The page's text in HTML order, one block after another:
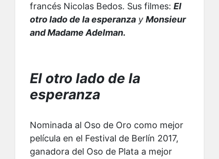
francés Nicolas Bedos. Sus filmes: El
otro lado de la esperanza y Monsieur
and Madame Adelman.
El otro lado de la
esperanza
Nominada al Oso de Oro como mejor
película en el Festival de Berlín 2017,
ganadora del Oso de Plata a mejor